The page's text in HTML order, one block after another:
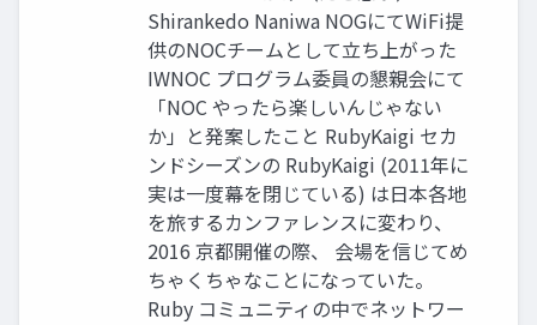
Shirankedo Naniwa NOGにてWiFi提
供のNOCチームとして立ち上がった
IWNOC プログラム委員の懇親会にて
「NOC やったら楽しいんじゃない
か」と発案したこと RubyKaigi セカ
ンドシーズンの RubyKaigi (2011年に
実は一度幕を閉じている) は日本各地
を旅するカンファレンスに変わり、
2016 京都開催の際、 会場を信じてめ
ちゃくちゃなことになっていた。
Ruby コミュニティの中でネットワー